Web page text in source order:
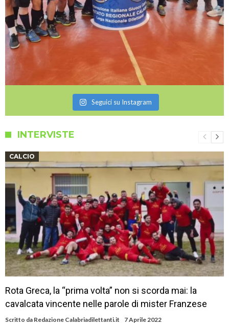
Seguici su Instagram
INTERVISTE
CALCIO
Rota Greca, la “prima volta” non si scorda mai: la
cavalcata vincente nelle parole di mister Franzese
Scritto da Redazione Calabriadilettanti.it 7 Aprile 2022